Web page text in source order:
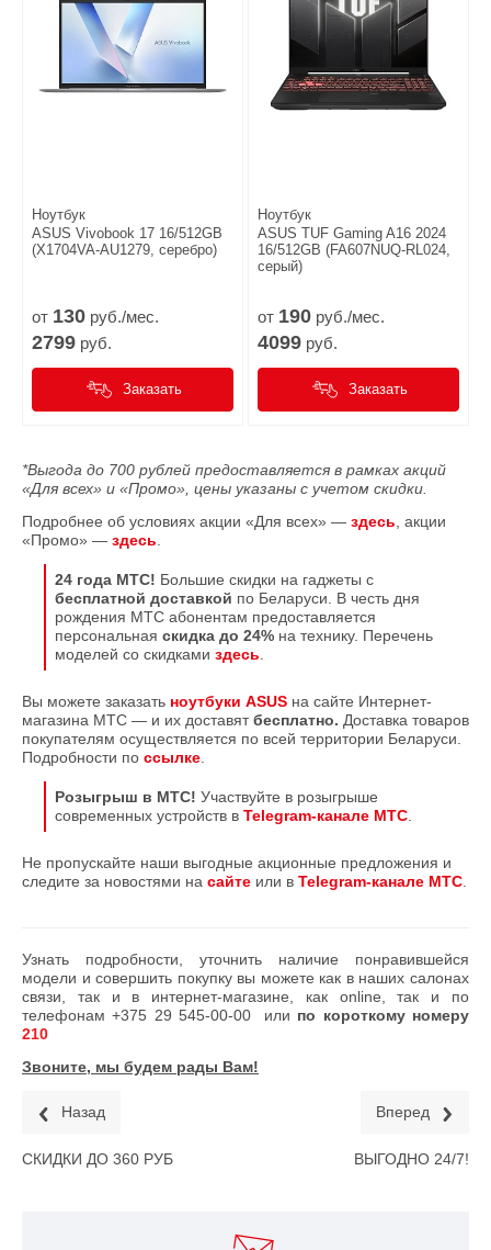
Ноутбук
ASUS Vivobook 17 16/512GB
(X1704VA-AU1279, серебро)
от 130 руб./мес.
2799 руб.
Заказать
Ноутбук
ASUS TUF Gaming A16 2024
16/512GB (FA607NUQ-RL024,
серый)
от 190 руб./мес.
4099 руб.
Заказать
*Выгода до 700 рублей предоставляется в рамках акций
«Для всех» и «Промо», цены указаны с учетом скидки.
Подробнее об условиях акции «Для всех» — здесь , акции
«Промо» — здесь
24 года МТС! Большие скидки на гаджеты с
бесплатной доставкой по Беларуси. В честь дня
рождения МТС абонентам предоставляется
персональная скидка до 24% на технику. Перечень
моделей со скидками здесь
Вы можете заказать ноутбуки ASUS на сайте Интернет-
магазина МТС — и их доставятбесплатно. Доставка товаров
покупателям осуществляется по всей территории Беларуси.
Подробности по ссылке
Розыгрыш в МТС! Участвуйте в розыгрыше
современных устройств в Telegram-канале МТС
Не пропускайте наши выгодные акционные предложения и
следите за новостями на сайте или в Telegram-канале МТС
Узнать подробности, уточнить наличие понравившейся
модели и совершить покупку вы можете как в наших салонах
связи, так и в интернет-магазине, как online, так и по
телефонам+375 29 545-00-00 или по короткому номеру
210
Звоните, мы будем рады Вам!
Назад
СКИДКИ ДО 360 РУБ
Вперед
ВЫГОДНО 24/7!